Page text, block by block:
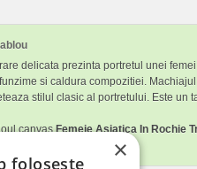
delicata prezinta portretul unei
si caldura compozitiei.
stilul clasic al portretului. Este un
canvasFemeie Asiatica In Rochie
×
folosește